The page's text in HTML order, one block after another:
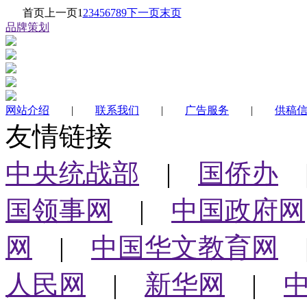
首页上一页1 23456789下一页末页
品牌策划
网站介绍 | 联系我们 | 广告服务 | 供稿
友情链接
中央统战部 | 国侨办
国领事网
| 中国政府网
网
| 中国华文教育网
人民网
| 新华网 |